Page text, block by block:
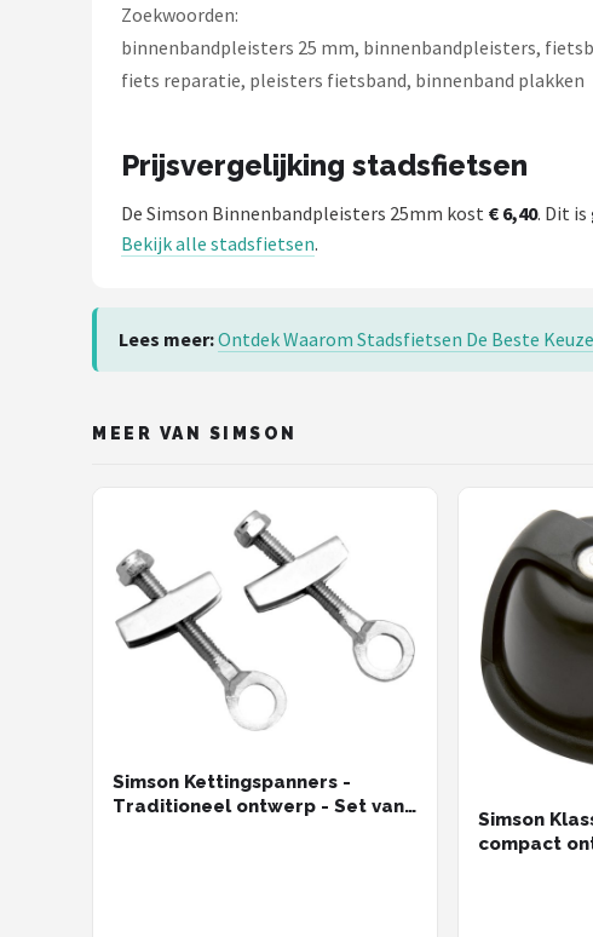
Zoekwoorden:
binnenbandpleisters 25 mm, binnenbandpleisters,
fiets reparatie, pleisters fietsband, binnenband plakken
Prijsvergelijking stadsfietsen
De Simson Binnenbandpleisters 25mm kost € 6,40. Dit is
Bekijk alle stadsfietsen.
Lees meer:Ontdek Waarom Stadsfietsen De Beste
MEER VAN SIMSON
Simson Kettingspanners -
Traditioneel ontwerp - Set van
Simson
compact